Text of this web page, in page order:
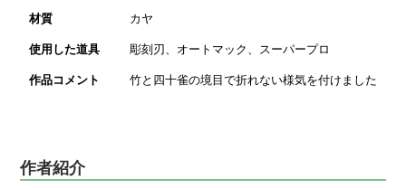
材質 カヤ
使用した道具 彫刻刃、オートマック、スーパープロ
作品コメント 竹と四十雀の境目で折れない様気を付けました
作者紹介